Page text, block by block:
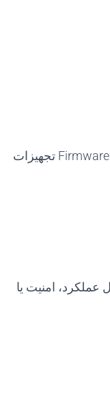
شرکت می‌تواند برای بهبود عملکرد، امنیت یا افزودن قابلیت‌های جدید، نرم‌افزارها و Firmware تجهیزات
امنیت یا